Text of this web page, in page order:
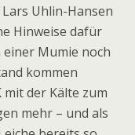
Uhlin-Hansen
Hinweise dafür
Mumie noch
kommen
der Kälte zum
mehr – und als